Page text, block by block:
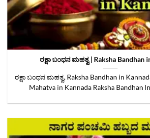
ರಕ್ಷಾ ಬಂಧನ ಮಹತ್ವ | Raksha Bandhan
ರಕ್ಷಾ ಬಂಧನ ಮಹತ್ವ, Raksha Bandhan in
Mahatva in Kannada Raksha Bandhan